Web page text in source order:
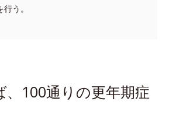
う。
、100通りの更年期症